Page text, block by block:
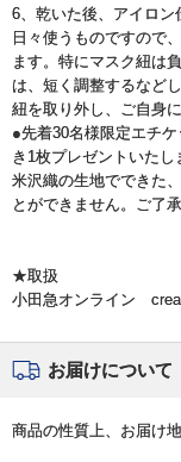
6、乾いた後、アイロン
日々使うものですので
ます。特にマスク紐は
は、短く調整するなど
紐を取り外し、ご自身
●先着30名様限定エチ
き1枚プレゼントいたし
米沢織の生地でできた
とができません。ご了
★取扱
小田急オンライン
お届けについて
商品の性質上、お届け